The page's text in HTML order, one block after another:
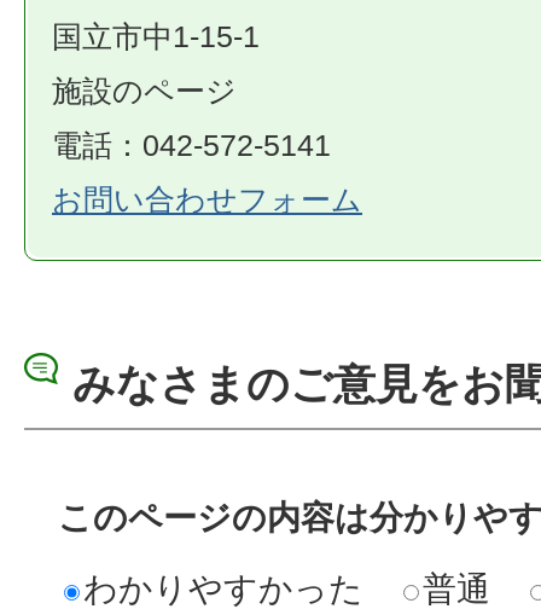
国立市中1-15-1
施設のページ
電話：042-572-5141
お問い合わせフォーム
みなさまのご意見をお
このページの内容は分かりや
わかりやすかった
普通